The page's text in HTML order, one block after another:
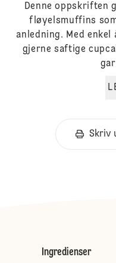
Denne oppskriften
fløyelsmuffins
anledning. Med
gjerne saftige
Skriv
Ingredienser